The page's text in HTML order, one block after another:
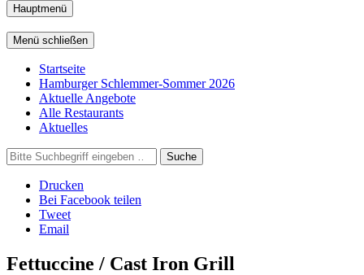
Hauptmenü
Menü schließen
Startseite
Hamburger Schlemmer-Sommer 2026
Aktuelle Angebote
Alle Restaurants
Aktuelles
Suche
Drucken
Bei Facebook teilen
Tweet
Email
Fettuccine / Cast Iron Grill